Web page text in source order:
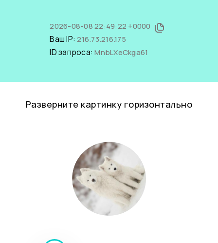
2026-08-08 22:49:22 +0000
Ваш IP:216.73.216.175
ID запроса:MnbLXeCkga61
Разверните картинку горизонтально